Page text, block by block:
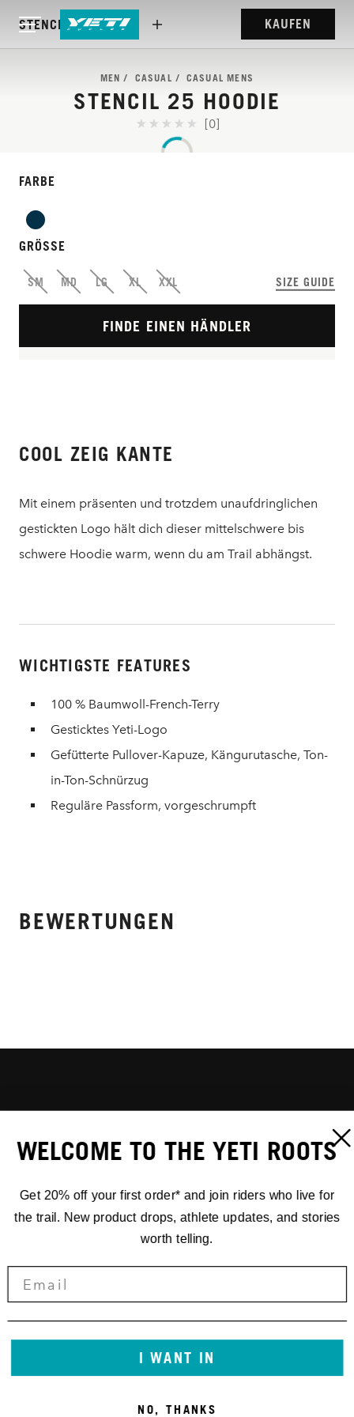
STENCIL 25 HOODIE KAUFEN
MEN CASUAL CASUAL MENS
STENCIL 25 HOODIE
[0]
FARBE
GRÖSSE
SM MD LG XL XXL SIZE GUIDE
FINDE EINEN HÄNDLER
COOL ZEIG KANTE
Mit einem präsenten und trotzdem unaufdringlichen
gestickten Logo hält dich dieser mittelschwere bis
schwere Hoodie warm, wenn du am Trail abhängst.
WICHTIGSTE FEATURES
100 % Baumwoll-French-Terry
Gesticktes Yeti-Logo
Gefütterte Pullover-Kapuze, Kängurutasche, Ton-
in-Ton-Schnürzug
Reguläre Passform, vorgeschrumpft
BEWERTUNGEN
WELCOME TO THE YETI ROOTS
Get 20% off your first order* and join riders who live for
the trail. New product drops, athlete updates, and stories
worth telling.
I WANT IN
NO, THANKS